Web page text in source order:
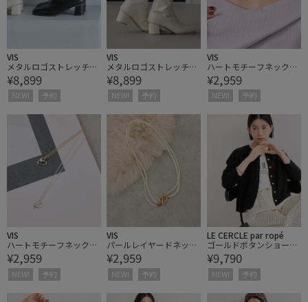
VIS
メタルロゴストレッチシ
ョートブーツ
¥8,899
NEW! 予約
VIS
メタルロゴストレッチシ
ョートブーツ
¥8,899
NEW! 予約
VIS
ハートモチーフネックレ
ス
¥2,959
NEW! 予約
VIS
ハートモチーフネックレ
ス
¥2,959
NEW! 予約
VIS
パールレイヤードネック
レス
¥2,959
NEW! 予約
LE CERCLE par ropé
ゴールドボタンショート
カーディガン
¥9,790
NEW! 予約